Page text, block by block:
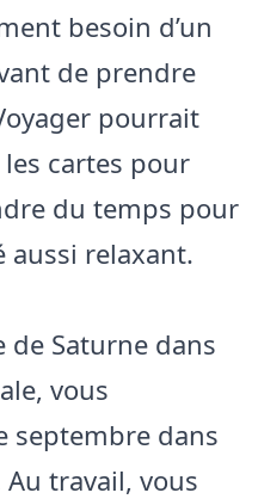
besoin d’un
de prendre
pourrait
cartes pour
du temps pour
aussi relaxant.
de Saturne dans
vous
septembre dans
travail, vous